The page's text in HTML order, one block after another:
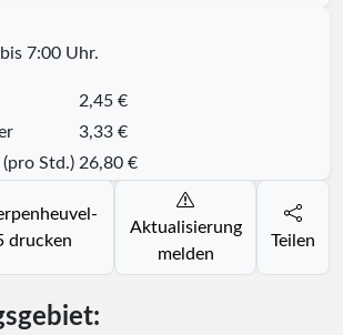
7:00 Uhr.
2,45 €
3,33 €
Std.) 26,80 €
drucken
Aktualisierung
melden
Teilen